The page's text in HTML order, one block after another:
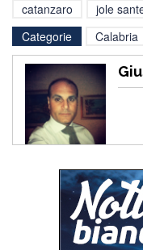
catanzaro
jole
Categorie
Calabria